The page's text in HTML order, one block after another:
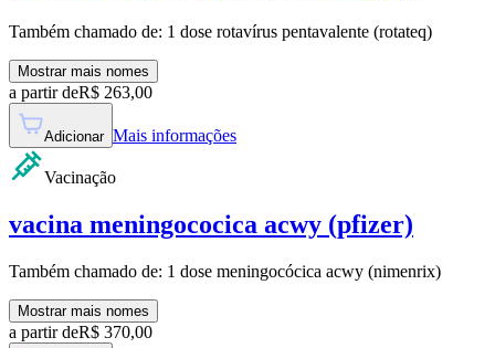
Também chamado de: 1 dose rotavírus pentavalente (rotateq)
Mostrar mais nomes
a partir deR$ 263,00
Adicionar Mais informações
Vacinação
vacina meningococica acwy (pfizer)
Também chamado de: 1 dose meningocócica acwy (nimenrix)
Mostrar mais nomes
a partir deR$ 370,00